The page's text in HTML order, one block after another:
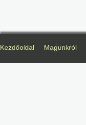
Kezdőoldal Magunkról